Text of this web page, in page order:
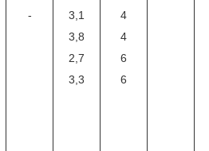
-
3,1
3,8
2,7
3,3
4
4
6
6